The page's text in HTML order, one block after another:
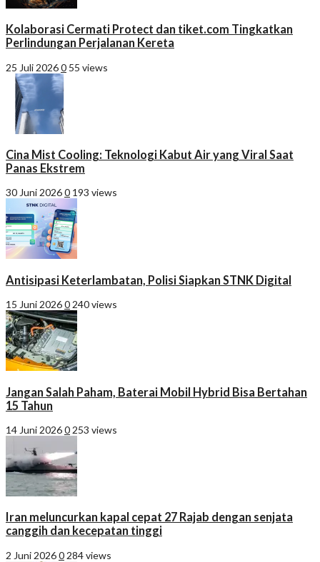
Kolaborasi Cermati Protect dan tiket.com Tingkatkan
Perlindungan Perjalanan Kereta
25 Juli 20260 55 views
Cina Mist Cooling: Teknologi Kabut Air yang Viral Saat
Panas Ekstrem
30 Juni 20260 193 views
Antisipasi Keterlambatan, Polisi Siapkan STNK Digital
15 Juni 20260 240 views
Jangan Salah Paham, Baterai Mobil Hybrid Bisa Bertahan
15 Tahun
14 Juni 20260 253 views
Iran meluncurkan kapal cepat 27 Rajab dengan senjata
canggih dan kecepatan tinggi
2 Juni 20260 284 views